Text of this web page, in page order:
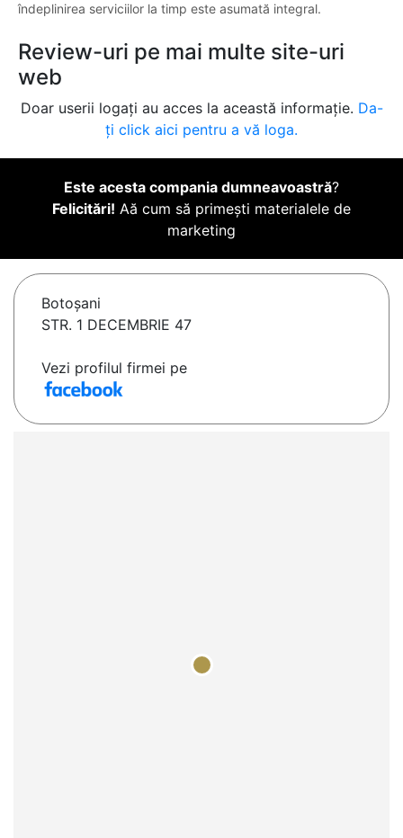
îndeplinirea serviciilor la timp este asumată integral.
Review-uri pe mai multe site-uri
web
Doar userii logați au acces la această informație. Da-
ți click aici pentru a vă loga.
Este acesta compania dumneavoastră?
Felicitări! Aă cum să primești materialele de
marketing
Botoşani
STR. 1 DECEMBRIE 47
Vezi profilul firmei pe